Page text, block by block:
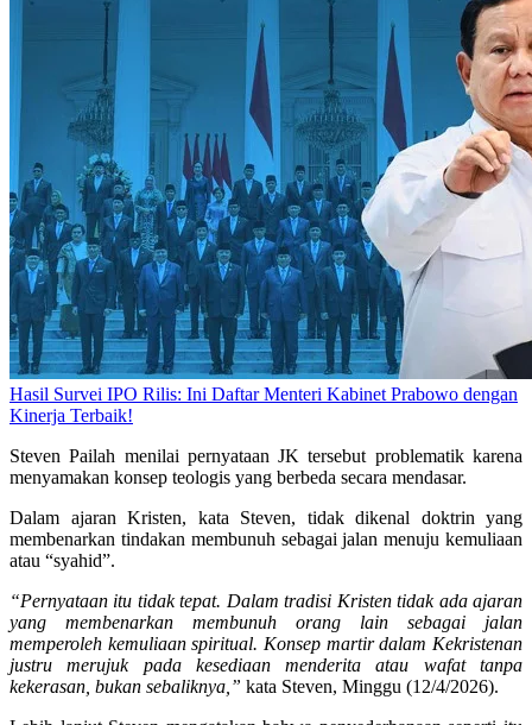
Hasil Survei IPO Rilis: Ini Daftar Menteri Kabinet Prabowo dengan
Kinerja Terbaik!
Steven Pailah menilai pernyataan JK tersebut problematik karena
menyamakan konsep teologis yang berbeda secara mendasar.
Dalam ajaran Kristen, kata Steven, tidak dikenal doktrin yang
membenarkan tindakan membunuh sebagai jalan menuju kemuliaan
atau “syahid”.
“Pernyataan itu tidak tepat. Dalam tradisi Kristen tidak ada ajaran
yang membenarkan membunuh orang lain sebagai jalan
memperoleh kemuliaan spiritual. Konsep martir dalam Kekristenan
justru merujuk pada kesediaan menderita atau wafat tanpa
kekerasan, bukan sebaliknya,” kata Steven, Minggu (12/4/2026).